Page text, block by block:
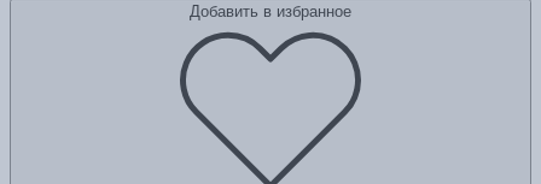
Добавить в избранное